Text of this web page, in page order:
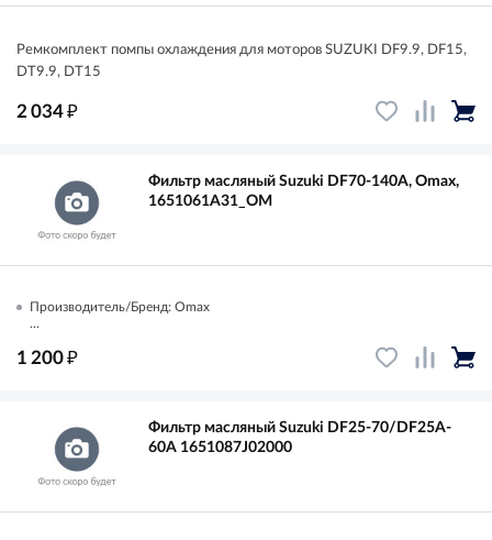
Ремкомплект помпы охлаждения для моторов SUZUKI DF9.9, DF15,
DT9.9, DT15
2 034₽
Фильтр масляный Suzuki DF70-140A, Omax,
1651061A31_OM
Производитель/Бренд: Omax
...
1 200₽
Фильтр масляный Suzuki DF25-70/DF25A-
60A 1651087J02000